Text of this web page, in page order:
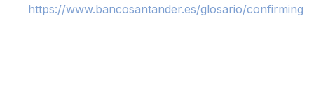
https://www.bancosantander.es/glosario/confirming